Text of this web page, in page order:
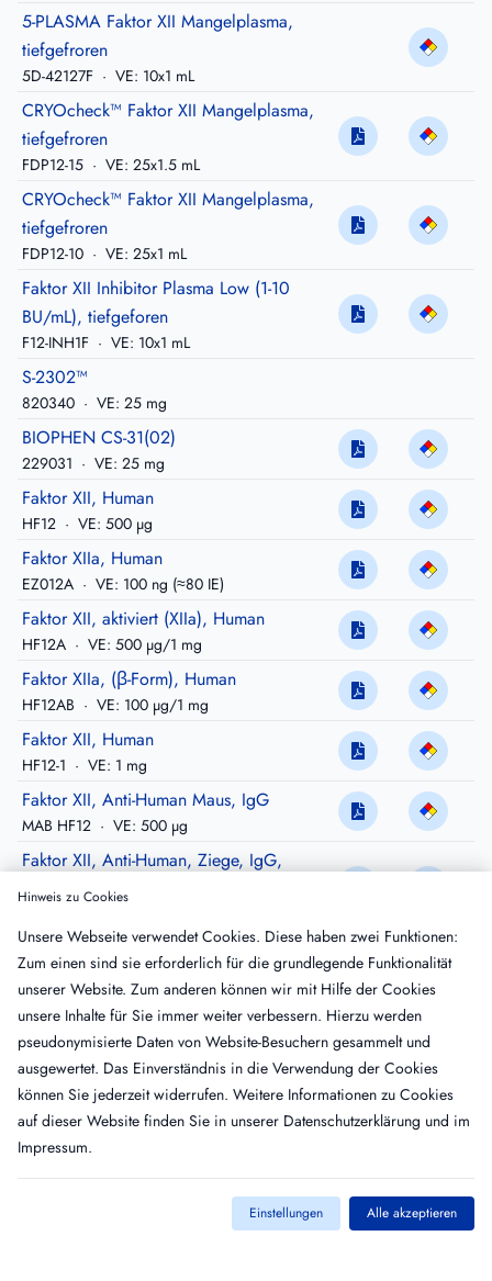
5-PLASMA Faktor XII Mangelplasma,
tiefgefroren
5D-42127F · VE: 10x1 mL
CRYOcheck™ Faktor XII Mangelplasma,
tiefgefroren
FDP12-15 · VE: 25x1.5 mL
CRYOcheck™ Faktor XII Mangelplasma,
tiefgefroren
FDP12-10 · VE: 25x1 mL
Faktor XII Inhibitor Plasma Low (1-10
BU/mL), tiefgeforen
F12-INH1F · VE: 10x1 mL
S-2302™
820340 · VE: 25 mg
BIOPHEN CS-31(02)
229031 · VE: 25 mg
Faktor XII, Human
HF12 · VE: 500 µg
Faktor XIIa, Human
EZ012A · VE: 100 ng (≈80 IE)
Faktor XII, aktiviert (XIIa), Human
HF12A · VE: 500 µg/1 mg
Faktor XIIa, (β-Form), Human
HF12AB · VE: 100 µg/1 mg
Faktor XII, Human
HF12-1 · VE: 1 mg
Faktor XII, Anti-Human Maus, IgG
MAB HF12 · VE: 500 µg
Faktor XII, Anti-Human, Ziege, IgG,
gereinigt
Faktor XII, Anti-Human, Ziege, IgG,
affinitätsgereinigt
GAF12-AP VE: 500 µg
Faktor XII, Anti-Human, Ziege, IgG,
gereinigt, Peroxidase-konjugiert
GAF12-HRP · VE: 200 µg
ImpressumAGBDatenschutz
Hinweis zu Cookies
Unsere Webseite verwendet Cookies. Diese haben zwei Funktionen:
Zum einen sind sie erforderlich für die grundlegende Funktionalität
unserer Website. Zum anderen können wir mit Hilfe der Cookies
unsere Inhalte für Sie immer weiter verbessern. Hierzu werden
pseudonymisierte Daten von Website-Besuchern gesammelt und
ausgewertet. Das Einverständnis in die Verwendung der Cookies
können Sie jederzeit widerrufen. Weitere Informationen zu Cookies
auf dieser Website finden Sie in unserer Datenschutzerklärung und im
Impressum.
Einstellungen Alle akzeptieren